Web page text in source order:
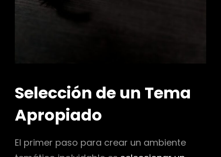
Selección de un Tema
Apropiado
El primer paso para crear un ambiente